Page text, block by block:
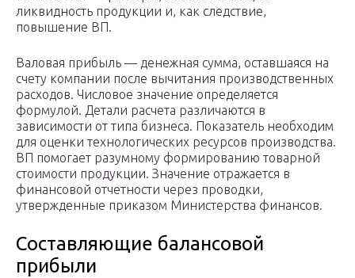
ликвидность продукции и, как следствие,
повышение ВП.
Валовая прибыль — денежная сумма, оставшаяся на
счету компании после вычитания производственных
расходов. Числовое значение определяется
формулой. Детали расчета различаются в
зависимости от типа бизнеса. Показатель необходим
для оценки технологических ресурсов производства.
ВП помогает разумному формированию товарной
стоимости продукции. Значение отражается в
финансовой отчетности через проводки,
утвержденные приказом Министерства финансов.
Составляющие балансовой
прибыли